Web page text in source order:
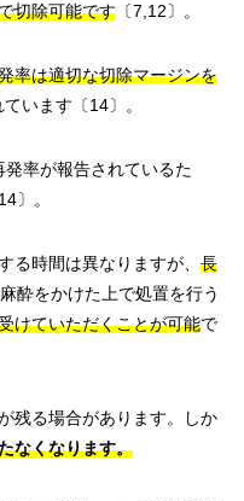
切除可能です 〔7,12〕。
率は適切な切除マージンを
います〔14〕。
率が報告されているた
〕。
る時間は異なりますが、 長
酔をかけた上で処置を行う
けていただくことが可能で
残る場合があります。しか
なくなります。